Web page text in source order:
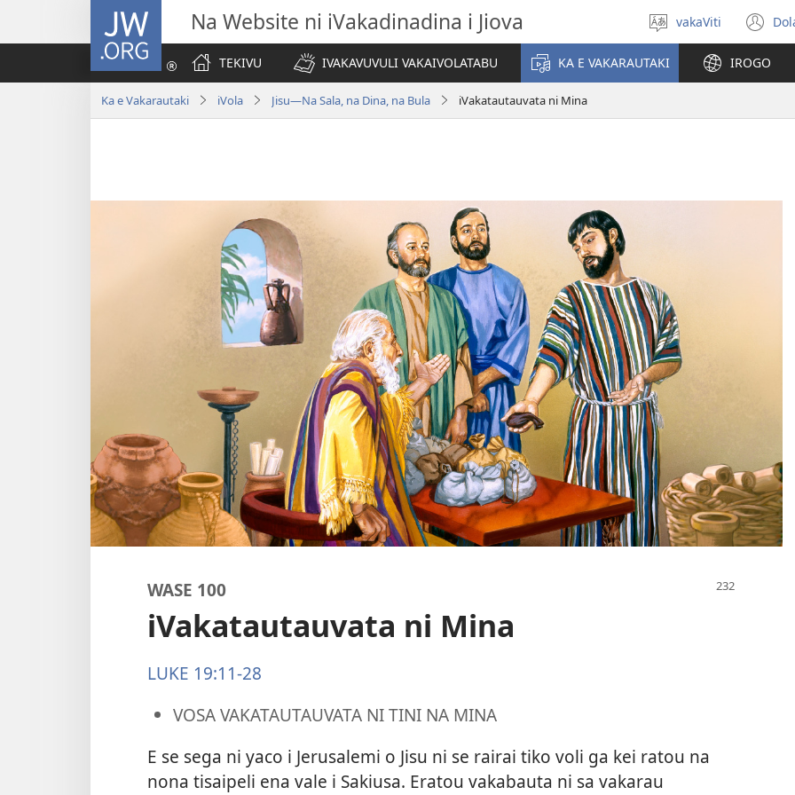
JW.ORG Na Website ni iVakadinadina i Jiova
Digia
na
Vosa
vakaViti
TEKIVU
IVAKAVUVULI VAKAIVOLATABU KA E VAKARAUTAKI IROGO
Ka e Vakarautaki iVola Jisu​—Na Sala, na Dina, na Bula iVakatautauvata ni Mina
WASE 100
iVakatautauvata ni Mina
LUKE 19:11-28
VOSA VAKATAUTAUVATA NI TINI NA MINA
E se sega ni yaco i Jerusalemi o Jisu ni se rairai tiko voli ga kei ratou na
nona tisaipeli ena vale i Sakiusa. Eratou vakabauta ni sa vakarau